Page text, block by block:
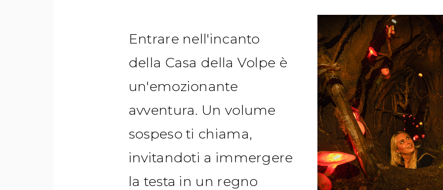
Entrare nell'incanto
della Casa della Volpe è
un'emozionante
avventura. Un volume
sospeso ti chiama,
invitandoti a immergere
la testa in un regno